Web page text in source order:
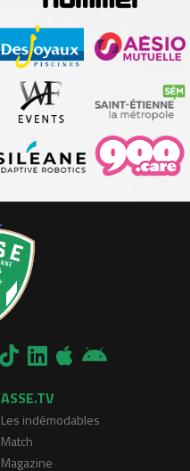
ASSE.TV
Les indémodables
Match
Magazine